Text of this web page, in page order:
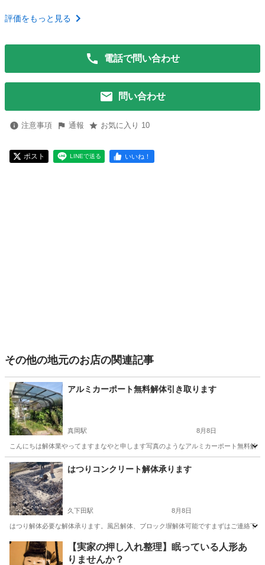
評価をもっと見る
電話で問い合わせ
問い合わせ
注意事項 通報 お気に入り 10
ポスト LINEで送る いいね！
その他の地元のお店の関連記事
アルミカーポート無料解体引き取ります
真岡駅 8月8日
こんにちは解体業やってますまなやと申します写真のようなアルミカーポート無料解
栃木 真岡市 真岡駅 その他 無料
はつりコンクリート解体承ります
久下田駅 8月8日
はつり解体必要な解体承ります。風呂解体、ブロック塀解体可能ですまずはご連絡下さ
栃木 真岡市 久下田駅 その他
【実家の押し入れ整理】眠っている人形あ
りませんか？